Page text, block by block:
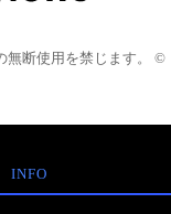
無断使用を禁じます。 ©
INFO